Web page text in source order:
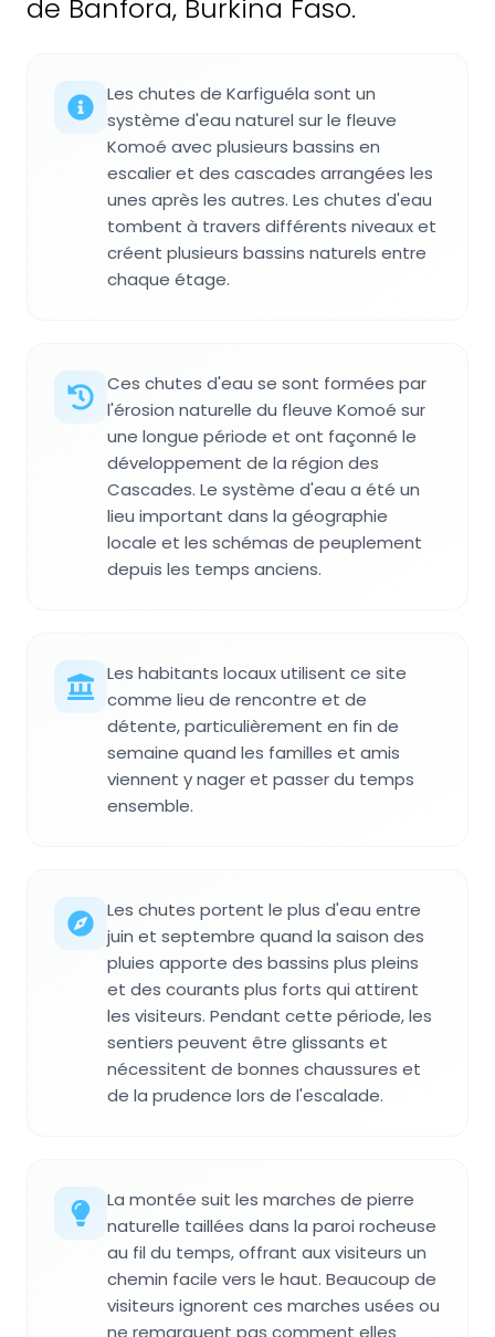
de Banfora, Burkina Faso.
Les chutes de Karfiguéla sont un
système d'eau naturel sur le fleuve
Komoé avec plusieurs bassins en
escalier et des cascades arrangées les
unes après les autres. Les chutes d'eau
tombent à travers différents niveaux et
créent plusieurs bassins naturels entre
chaque étage.
Ces chutes d'eau se sont formées par
l'érosion naturelle du fleuve Komoé sur
une longue période et ont façonné le
développement de la région des
Cascades. Le système d'eau a été un
lieu important dans la géographie
locale et les schémas de peuplement
depuis les temps anciens.
Les habitants locaux utilisent ce site
comme lieu de rencontre et de
détente, particulièrement en fin de
semaine quand les familles et amis
viennent y nager et passer du temps
ensemble.
Les chutes portent le plus d'eau entre
juin et septembre quand la saison des
pluies apporte des bassins plus pleins
et des courants plus forts qui attirent
les visiteurs. Pendant cette période, les
sentiers peuvent être glissants et
nécessitent de bonnes chaussures et
de la prudence lors de l'escalade.
La montée suit les marches de pierre
naturelle taillées dans la paroi rocheuse
au fil du temps, offrant aux visiteurs un
chemin facile vers le haut. Beaucoup de
visiteurs ignorent ces marches usées ou
ne remarquent pas comment elles